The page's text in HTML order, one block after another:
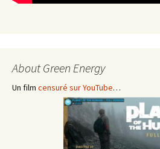
About Green Energy
Un film censuré sur YouTube…